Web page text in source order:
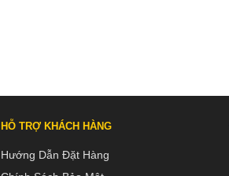
HỖ TRỢ KHÁCH HÀNG
Hướng Dẫn Đặt Hàng